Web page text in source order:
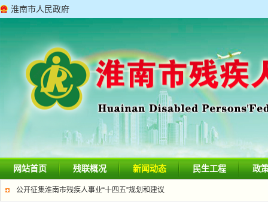
淮南市人民政府
网站首页 残联概况 新闻动态 民生工程 政
公开征集淮南市残疾人事业“十四五”规划和建议